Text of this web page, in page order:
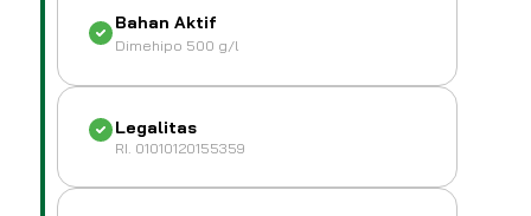
Bahan Aktif
Dimehipo 500 g/l
Legalitas
RI. 01010120155359